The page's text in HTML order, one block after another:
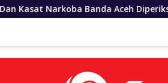
Diperiksa Divpropam Polri